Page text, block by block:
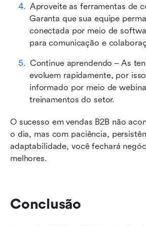
Aproveite as ferramentas de
Garanta que sua equipe
conectada por meio de
para comunicação e
Continue aprendendo – As
evoluem rapidamente, por
informado por meio de
treinamentos do setor.
O sucesso em vendas B2B não
o dia, mas com paciência,
adaptabilidade, você fechará
melhores.
Conclusão